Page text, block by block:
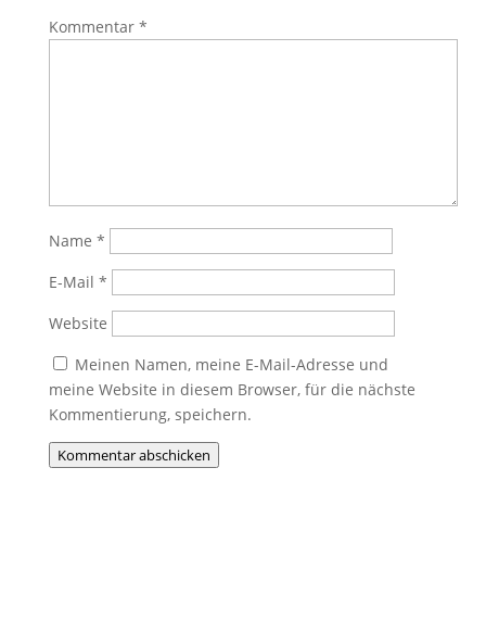
Kommentar *
Name *
E-Mail *
Website
Meinen Namen, meine E-Mail-Adresse und
meine Website in diesem Browser, für die nächste
Kommentierung, speichern.
Kommentar abschicken